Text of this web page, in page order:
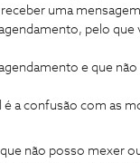
uma
pelo que
e que não
a confusão com as
não posso mexer